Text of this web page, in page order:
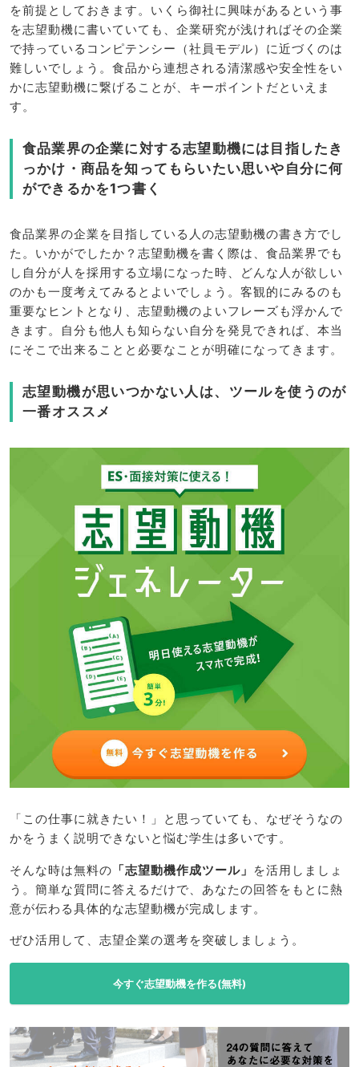
を前提としておきます。いくら御社に興味があるという事
を志望動機に書いていても、企業研究が浅ければその企業
で持っているコンピテンシー（社員モデル）に近づくのは
難しいでしょう。食品から連想される清潔感や安全性をい
かに志望動機に繋げることが、キーポイントだといえま
す。
食品業界の企業に対する志望動機には目指したき
っかけ・商品を知ってもらいたい思いや自分に何
ができるかを1つ書く
食品業界の企業を目指している人の志望動機の書き方でし
た。いかがでしたか？志望動機を書く際は、食品業界でも
し自分が人を採用する立場になった時、どんな人が欲しい
のかも一度考えてみるとよいでしょう。客観的にみるのも
重要なヒントとなり、志望動機のよいフレーズも浮かんで
きます。自分も他人も知らない自分を発見できれば、本当
にそこで出来ることと必要なことが明確になってきます。
志望動機が思いつかない人は、ツールを使うのが
一番オススメ
「この仕事に就きたい！」と思っていても、なぜそうなの
かをうまく説明できないと悩む学生は多いです。
そんな時は無料の 「志望動機作成ツール」 を活用しましょ
う。簡単な質問に答えるだけで、あなたの回答をもとに熱
意が伝わる具体的な志望動機が完成します。
ぜひ活用して、志望企業の選考を突破しましょう。
今すぐ志望動機を作る(無料)